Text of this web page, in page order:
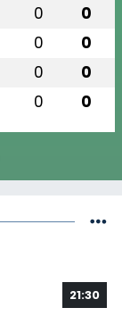
0 0
0 0
0 0
0 0
21:30